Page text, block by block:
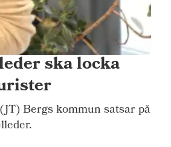
ska locka
Bergs kommun satsar på